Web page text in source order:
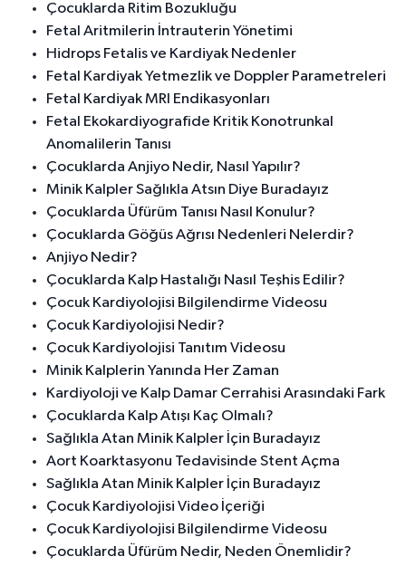
Çocuklarda Ritim Bozukluğu
Fetal Aritmilerin İntrauterin Yönetimi
Hidrops Fetalis ve Kardiyak Nedenler
Fetal Kardiyak Yetmezlik ve Doppler Parametreleri
Fetal Kardiyak MRI Endikasyonları
Fetal Ekokardiyografide Kritik Konotrunkal
Anomalilerin Tanısı
Çocuklarda Anjiyo Nedir, Nasıl Yapılır?
Minik Kalpler Sağlıkla Atsın Diye Buradayız
Çocuklarda Üfürüm Tanısı Nasıl Konulur?
Çocuklarda Göğüs Ağrısı Nedenleri Nelerdir?
Anjiyo Nedir?
Çocuklarda Kalp Hastalığı Nasıl Teşhis Edilir?
Çocuk Kardiyolojisi Bilgilendirme Videosu
Çocuk Kardiyolojisi Nedir?
Çocuk Kardiyolojisi Tanıtım Videosu
Minik Kalplerin Yanında Her Zaman
Kardiyoloji ve Kalp Damar Cerrahisi Arasındaki Fark
Çocuklarda Kalp Atışı Kaç Olmalı?
Sağlıkla Atan Minik Kalpler İçin Buradayız
Aort Koarktasyonu Tedavisinde Stent Açma
Sağlıkla Atan Minik Kalpler İçin Buradayız
Çocuk Kardiyolojisi Video İçeriği
Çocuk Kardiyolojisi Bilgilendirme Videosu
Çocuklarda Üfürüm Nedir, Neden Önemlidir?